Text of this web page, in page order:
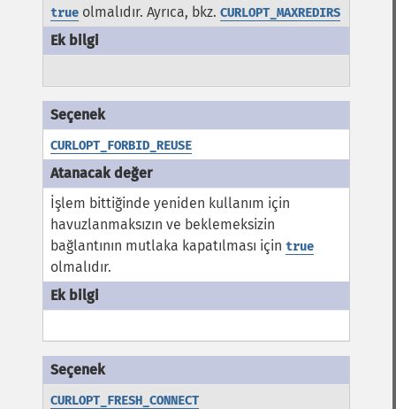
true olmalıdır. Ayrıca, bkz. CURLOPT_MAXREDIRS
CURLOPT_FORBID_REUSE
İşlem bittiğinde yeniden kullanım için
havuzlanmaksızın ve beklemeksizin
bağlantının mutlaka kapatılması için true
olmalıdır.
CURLOPT_FRESH_CONNECT